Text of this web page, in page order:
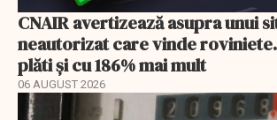
CNAIR avertizează asupra unui
neautorizat care vinde
plăti și cu 186% mai mult
06 AUGUST 2026